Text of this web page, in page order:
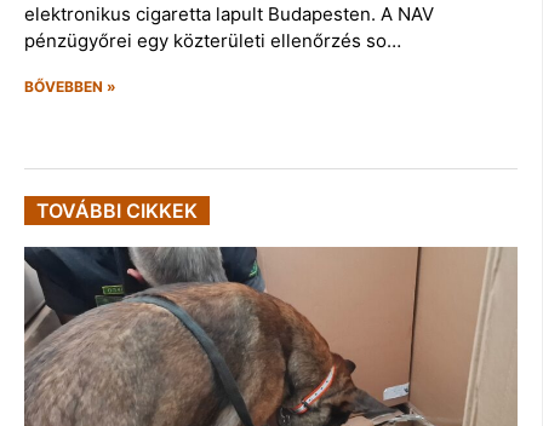
elektronikus cigaretta lapult Budapesten. A NAV
pénzügyőrei egy közterületi ellenőrzés so…
BŐVEBBEN »
TOVÁBBI CIKKEK